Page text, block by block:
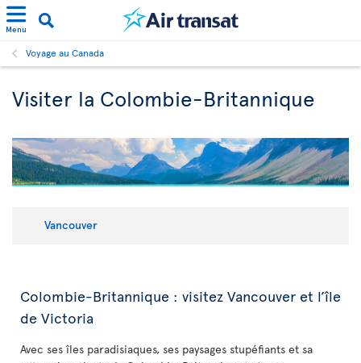
Menu
Voyage au Canada
Visiter la Colombie-Britannique
Vancouver
Colombie-Britannique : visitez Vancouver et l’île
de Victoria
Avec ses îles paradisiaques, ses paysages stupéfiants et sa